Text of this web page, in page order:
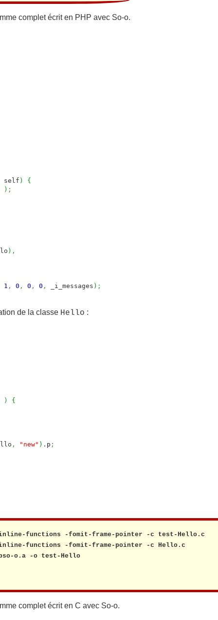
complet écrit en PHP avec So-o.
self )
{
) ;
) ,
1 , 0 , 0 , 0 , _i_messages ) ;
de la classe Hello :
) {
, "new" ) . p ;
functions -fomit-frame-pointer -c test-Hello.c
functions -fomit-frame-pointer -c Hello.c
o.a -o test-Hello
complet écrit en C avec So-o.